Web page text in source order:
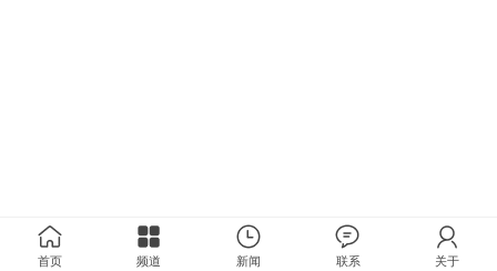
首页 频道 新闻 联系 关于